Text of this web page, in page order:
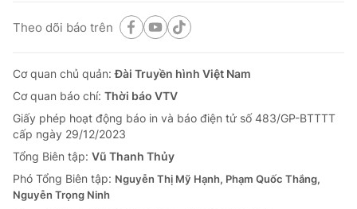
Thế giới
Tin tức
Thế giới đó đây
Câu chuyện quốc tế
Kinh tế
Tài chính
Thị trường
Dữ liệu và đời sống
Theo dõi báo trên
Cơ quan chủ quản:Đài Truyền hình Việt Nam
Cơ quan báo chí: Thời báo VTV
Giấy phép hoạt động báo in và báo điện tử số 483/GP-BTTTT
cấp ngày 29/12/2023
Tổng Biên tập: Vũ Thanh Thủy
Phó Tổng Biên tập: Nguyễn Thị Mỹ Hạnh, Phạm Quốc Thắng,
Nguyễn Trọng Ninh